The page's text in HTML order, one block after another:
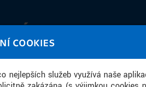
COOKIES
nejlepších služeb využívá naše
obrazem a zvukem